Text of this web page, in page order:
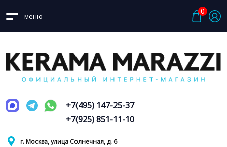
меню
0
г. Москва, улица Солнечная, д. 6
+7(495) 147-25-37
+7(925) 851-11-10